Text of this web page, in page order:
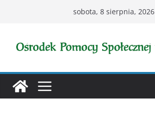
sobota, 8 sierpnia, 2026